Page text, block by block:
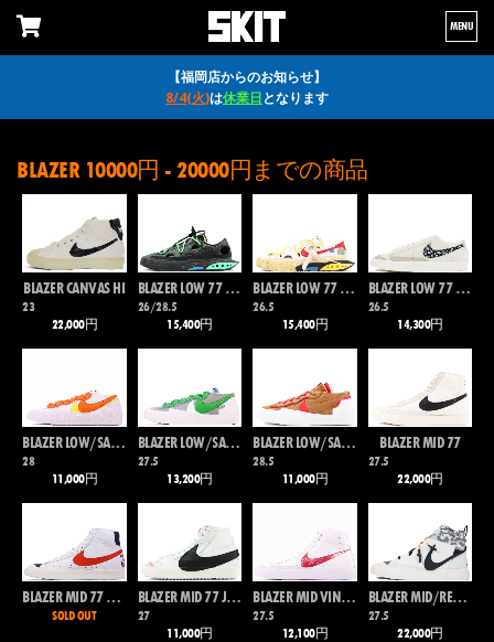
【福岡店からのお知らせ】
8/4(火)は休業日となります
MENU
BLAZER 10000円 - 20000円までの商品
BLAZER CANVAS HI
23
22,000円
BLAZER LOW 77 / OW
26/28.5
15,400円
BLAZER LOW 77 / OW
26.5
15,400円
BLAZER LOW 77 VNTG
26.5
14,300円
BLAZER LOW/SACAI
28
11,000円
BLAZER LOW/SACAI
27.5
13,200円
BLAZER LOW/SACAI
28.5
11,000円
BLAZER MID 77
27.5
22,000円
BLAZER MID 77 EMB
SOLD OUT
BLAZER MID 77 JUMBO
27
11,000円
BLAZER MID VINTAGE 77
27.5
12,100円
BLAZER MID/READYMADE
27.5
22,000円